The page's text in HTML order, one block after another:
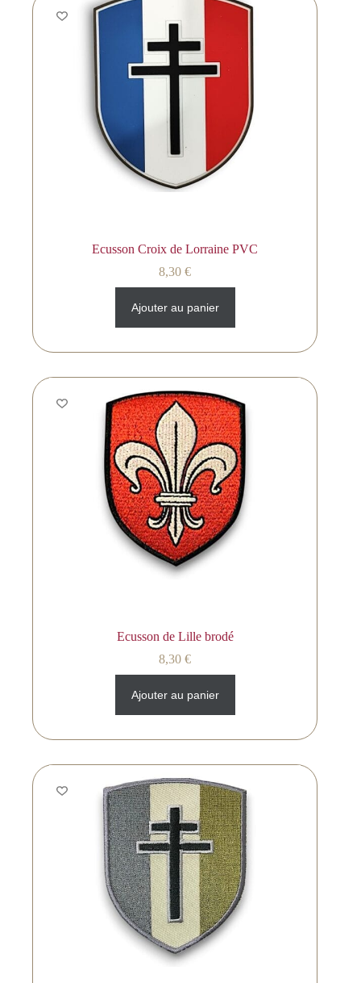
Ecusson Croix de Lorraine PVC
8,30€
Ajouter au panier
Ecusson de Lille brodé
8,30€
Ajouter au panier